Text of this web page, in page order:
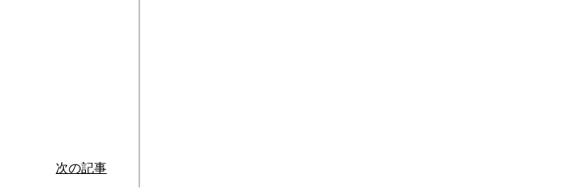
次の記事